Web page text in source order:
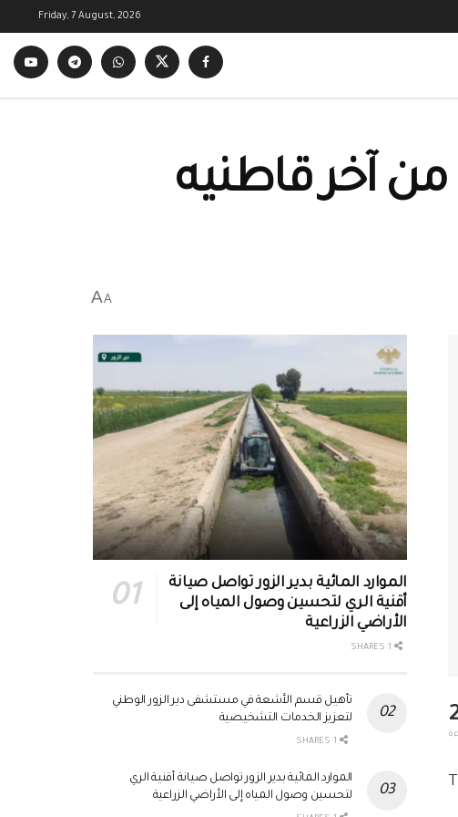
Friday, 7 August, 2026
آخر قاطنيه
A
A
الموارد المائية بدير الزور تواصل صيانة
أقنية الري لتحسين وصول المياه إلى
الأراضي الزراعية
تأهيل قسم الأشعة في مستشفى دير الزور الوطني
لتعزيز الخدمات التشخيصية
الموارد المائية بدير الزور تواصل صيانة أقنية الري
لتحسين وصول المياه إلى الأراضي الزراعية